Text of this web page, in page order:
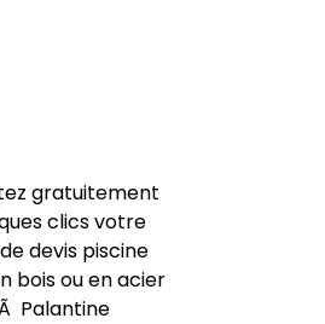
gratuitement
clics votre
devis piscine
bois ou en acier
Palantine